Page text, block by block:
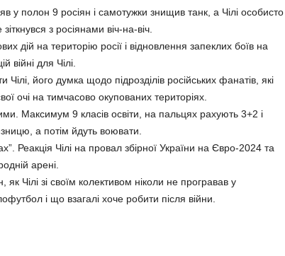
у полон 9 росіян і самотужки знищив танк, а Чілі особисто
з росіянами віч-на-віч.
дій на територію росії і відновлення запеклих боїв на
війні для Чілі.
його думка щодо підрозділів російських фанатів, які
очі на тимчасово окупованих територіях.
Максимум 9 класів освіти, на пальцях рахують 3+2 і
а потім йдуть воювати.
Реакція Чілі на провал збірної України на Євро-2024 та
арені.
Чілі зі своїм колективом ніколи не програвав у
і що взагалі хоче робити після війни.